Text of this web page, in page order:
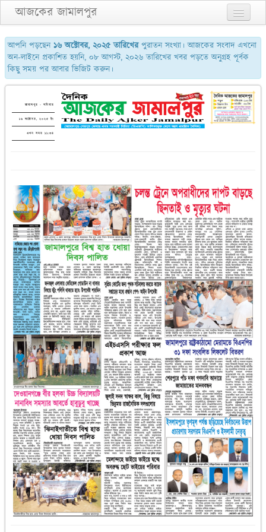
আজকের জামালপুর
প্রথম পাতা
২য় পাতা
৩য় পাতা
শেষের পাতা
আমাদের সম্পর্কে
পুরাতন সংখ্যা
আপনি পড়ছেন১৬ অক্টোবর, ২০২৫ তারিখেরপুরাতন সংখ্যা। আজকের সংবাদ এখনো
অন-লাইনে প্রকাশিত হয়নি, ০৮ আগস্ট, ২০২৬ তারিখের খবর পড়তে অনুগ্রহ পূর্বক
কিছু সময় পর আবার ভিজিট করুন।
জামালপুর - শনিবার
১৬ অক্টোবর, ২০২৫ ইং
এখন সময় ১১:৩৪